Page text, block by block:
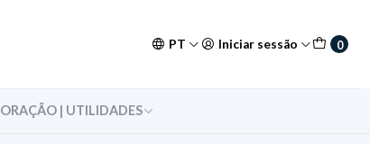
PT Iniciar sessão 0
| UTILIDADES